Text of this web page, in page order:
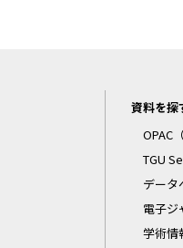
資料を探
OPAC
TGU
データ
電子ジ
学術情